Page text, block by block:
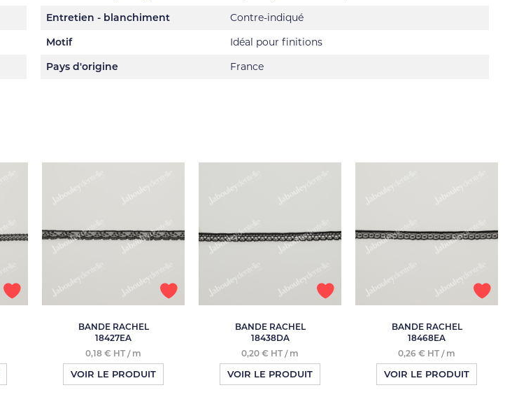
Entretien - blanchiment
Contre-indiqué
Motif
Idéal pour finitions
Pays d'origine
France
BANDE RACHEL
18427EA
0,18 € HT / m
VOIR LE PRODUIT
BANDE RACHEL
18438DA
0,20 € HT / m
VOIR LE PRODUIT
BANDE RACHEL
18468EA
0,26 € HT / m
VOIR LE PRODUIT